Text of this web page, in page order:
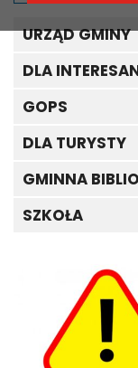
URZĄD GMINY
DLA
GOPS
DLA TURYSTY
GMINNA
SZKOŁA